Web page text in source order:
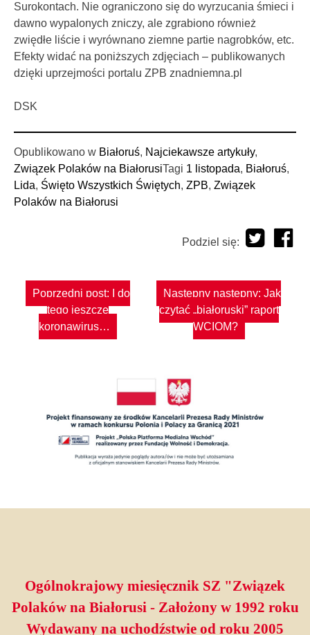
Surokontach. Nie ograniczono się do wyrzucania śmieci i
dawno wypalonych zniczy, ale zgrabiono również
zwiędłe liście i wyrównano ziemne partie nagrobków, etc.
Efekty widać na poniższych zdjęciach – publikowanych
dzięki uprzejmości portalu ZPB znadniemna.pl
DSK
Opublikowano w Białoruś, Najciekawsze artykuły,
Związek Polaków na BiałorusiTagi 1 listopada, Białoruś,
Lida, Święto Wszystkich Świętych, ZPB, Związek
Polaków na Białorusi
Podziel się:
Nawigacja
wpisu
Poprzedni post:
I do
tego jeszcze
koronawirus…
Następny następny: Jak
czytać „białoruski” raport
WCIOM?
Ogólnokrajowy miesięcznik SZ "Związek
Polaków na Białorusi - Założony w 1992 roku
Wydawany na uchodźstwie od roku 2005